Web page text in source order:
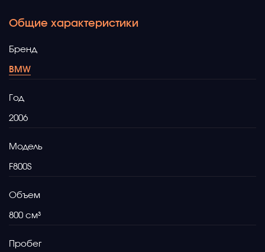
Общие характеристики
Бренд
BMW
Год
2006
Модель
F800S
Объем
800
Пробег